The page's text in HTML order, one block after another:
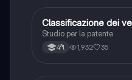
Altro
Classificazione dei
Studio per la patente
4ªl 1,932 35